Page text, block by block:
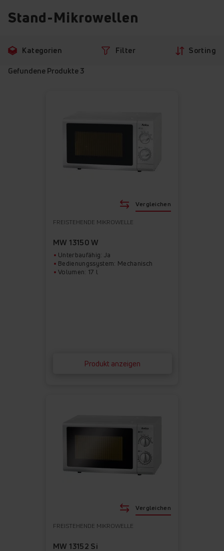
Stand-Mikrowellen
den
Kategorien Filter Sorting
Gefundene Produkte 3
FREISTEHENDE MIKROWELLE
MW 13150 W
Produkt anzeigen
Unterbaufähig: Ja
Bedienungssystem: Mechanisch
Volumen: 17 l
Vergleichen
FREISTEHENDE MIKROWELLE
MW 13152 Si
Vergleichen
den